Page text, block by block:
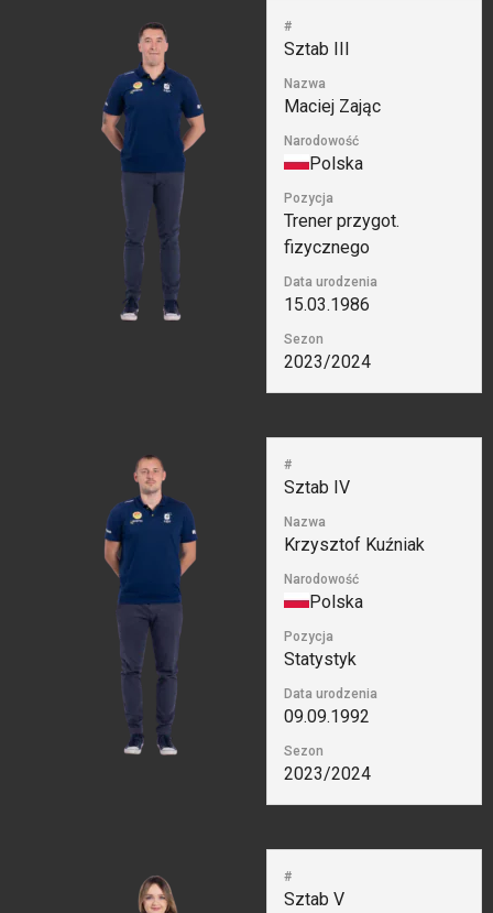
#
Sztab III
Nazwa
Maciej Zając
Narodowość
Polska
Pozycja
Trener przygot.
fizycznego
Data urodzenia
15.03.1986
Sezon
2023/2024
#
Sztab IV
Nazwa
Krzysztof Kuźniak
Narodowość
Polska
Pozycja
Statystyk
Data urodzenia
09.09.1992
Sezon
2023/2024
#
Sztab V